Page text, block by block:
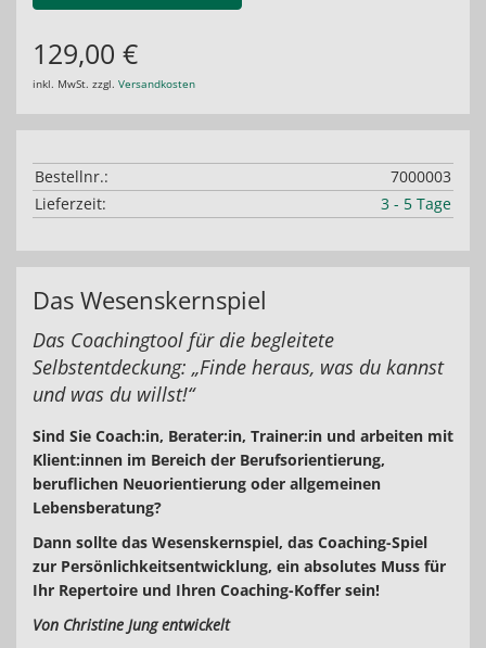
129,00 €
inkl. MwSt. zzgl. Versandkosten
Bestellnr.:
7000003
Lieferzeit:
3 - 5 Tage
Das Wesenskernspiel
Das Coachingtool für die begleitete
Selbstentdeckung: „Finde heraus, was du kannst
und was du willst!“
Sind Sie Coach:in, Berater:in, Trainer:in und arbeiten mit
Klient:innen im Bereich der Berufsorientierung,
beruflichen Neuorientierung oder allgemeinen
Lebensberatung?
Dann sollte das Wesenskernspiel, das Coaching-Spiel
zur Persönlichkeitsentwicklung, ein absolutes Muss für
Ihr Repertoire und Ihren Coaching-Koffer sein!
Von Christine Jung entwickelt